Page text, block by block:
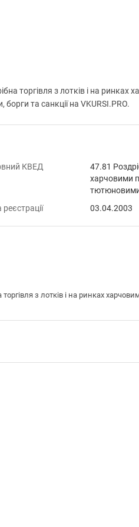
торгівля з лотків і на ринках
та санкції на VKURSI.PRO.
КВЕД
47.81
харчовими
03.04.2003
з лотків і на ринках